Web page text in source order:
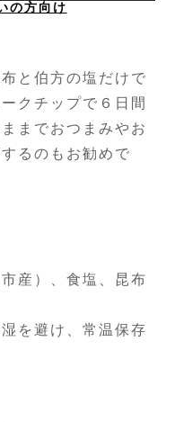
の方向け
と伯方の塩だけで
クチップで６日間
までおつまみやお
るのもお勧めで
産）、食塩、昆布
を避け、常温保存